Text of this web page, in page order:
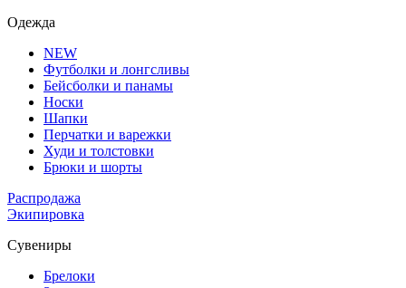
Одежда
NEW
Футболки и лонгсливы
Бейсболки и панамы
Носки
Шапки
Перчатки и варежки
Худи и толстовки
Брюки и шорты
Распродажа
Экипировка
Сувениры
Брелоки